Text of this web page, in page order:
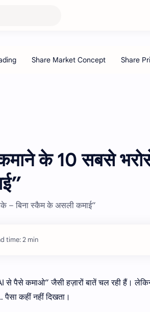
के 10 सबसे
– बिना स्कैम के असली कमाई”
time: 2 min
पैसे कमाओ” जैसी हज़ारों बातें चल रही हैं। लेकिन
कहीं नहीं दिखता।